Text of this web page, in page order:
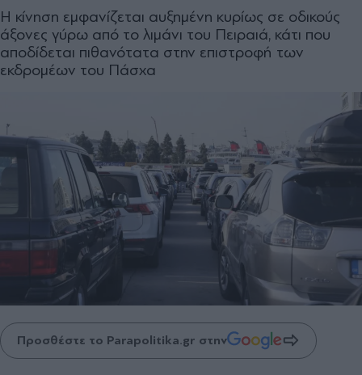
Η κίνηση εμφανίζεται αυξημένη κυρίως σε οδικούς
άξονες γύρω από το λιμάνι του Πειραιά, κάτι που
αποδίδεται πιθανότατα στην επιστροφή των
εκδρομέων του Πάσχα
Προσθέστε το Parapolitika.gr στην